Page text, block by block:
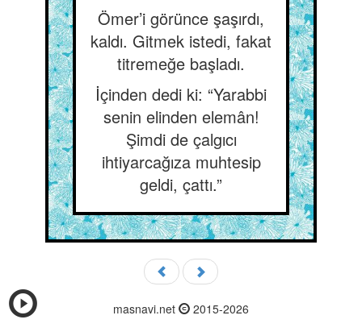
Ömer’i görünce şaşırdı,
kaldı. Gitmek istedi, fakat
titremeğe başladı.
İçinden dedi ki: “Yarabbi
senin elinden elemân!
Şimdi de çalgıcı
ihtiyarcağıza muhtesip
geldi, çattı.”
masnavi.net 2015-2026